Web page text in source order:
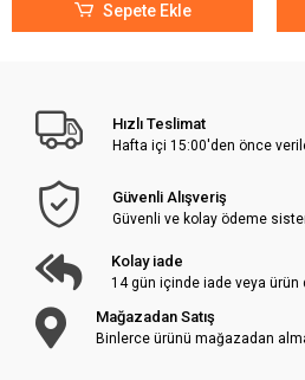
Sepete Ekle
Hızlı Teslimat
Hafta içi 15:00'den önce
Güvenli Alışveriş
Güvenli ve kolay ödeme
Kolay iade
14 gün içinde iade veya ürün
Mağazadan Satış
Binlerce ürünü mağazadan